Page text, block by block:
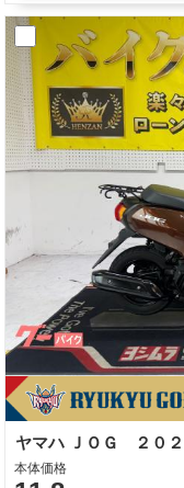
本体価格